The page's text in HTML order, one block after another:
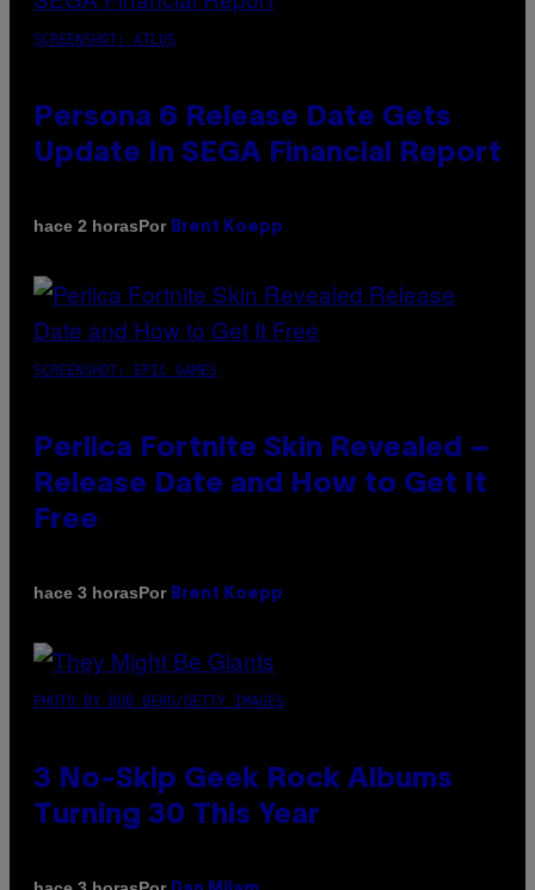
SCREENSHOT: ATLUS
Persona 6 Release Date Gets
Update In SEGA Financial Report
hace 2 horasPor Brent Koepp
SCREENSHOT: EPIC GAMES
Perlica Fortnite Skin Revealed –
Release Date and How to Get It
Free
hace 3 horasPor Brent Koepp
PHOTO BY BOB BERG/GETTY IMAGES
3 No-Skip Geek Rock Albums
Turning 30 This Year